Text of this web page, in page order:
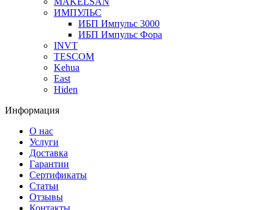
ИМПУЛЬС
ИБП Импульс 3000
ИБП Импульс Фора
INVT
TESCOM
Kehua
East
Hiden
Информация
О нас
Услуги
Доставка
Гарантии
Сертификаты
Статьи
Отзывы